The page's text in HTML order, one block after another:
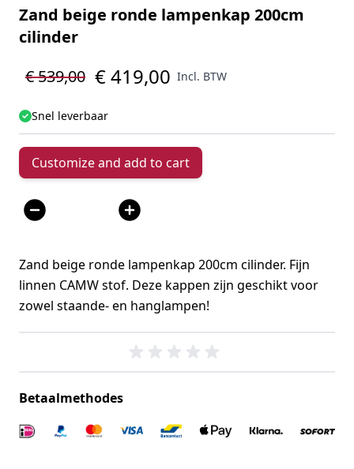
Zand beige ronde lampenkap 200cm
cilinder
€ 539,00 € 419,00 Incl. BTW
Snel leverbaar
Customize and add to cart
Aantal
Zand beige ronde lampenkap 200cm cilinder. Fijn
linnen CAMW stof. Deze kappen zijn geschikt voor
zowel staande- en hanglampen!
Betaalmethodes